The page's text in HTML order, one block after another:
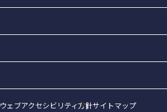
ウェブアクセシビリティ方針サイトマップ